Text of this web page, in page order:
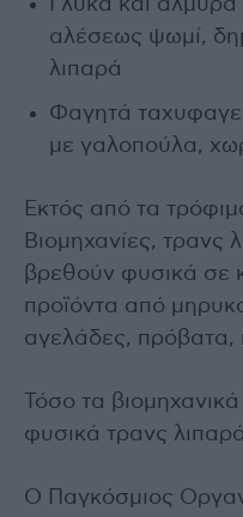
αλέσεως ψωμί,
λιπαρά
Φαγητά
με γαλοπούλα,
Εκτός από τα
Βιομηχανίες, τρανς
βρεθούν φυσικά σε
προϊόντα από
αγελάδες, πρόβατα,
Τόσο τα
φυσικά τρανς
Ο Παγκόσμιος